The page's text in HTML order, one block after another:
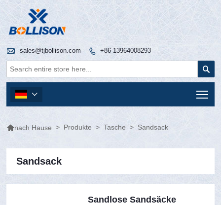
 sales@tjbollison.com  +86-13964008293


nach Hause > Produkte > Tasche > Sandsack
Sandsack
Sandlose Sandsäcke